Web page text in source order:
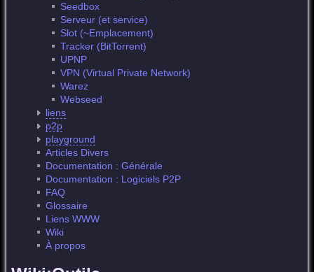
Seedbox
Serveur (et service)
Slot (~Emplacement)
Tracker (BitTorrent)
UPNP
VPN (Virtual Private Network)
Warez
Webseed
liens
p2p
playground
Articles Divers
Documentation : Générale
Documentation : Logiciels P2P
FAQ
Glossaire
Liens WWW
Wiki
À propos